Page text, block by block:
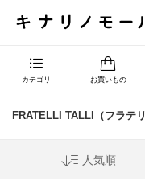
カテゴリ お買いもの
FRATELLI TALLI（フラテリ
人気順